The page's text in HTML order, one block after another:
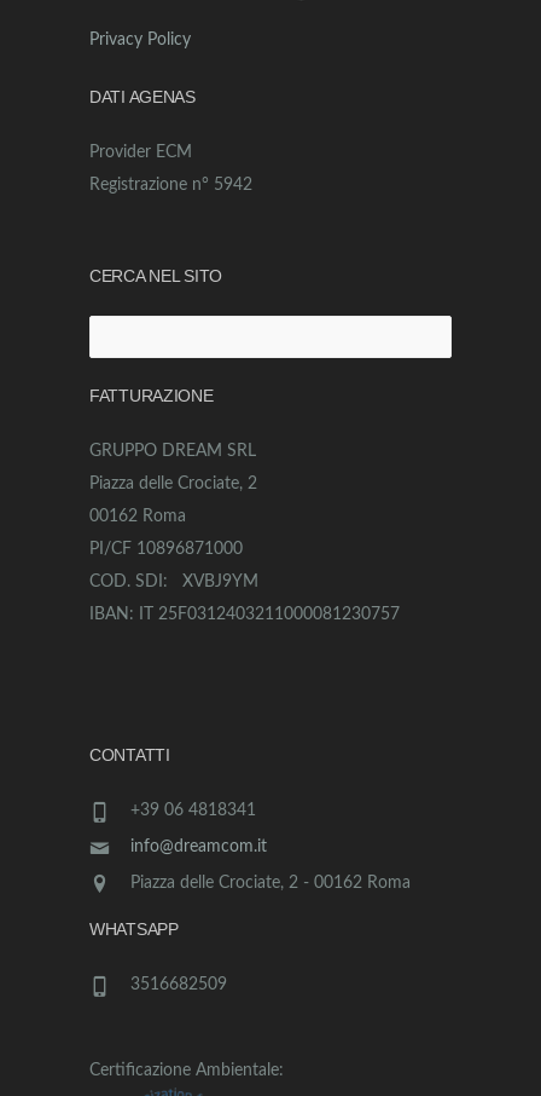
Privacy Policy
DATI AGENAS
Provider ECM
Registrazione n° 5942
CERCA NEL SITO
per:
FATTURAZIONE
GRUPPO DREAM SRL
Piazza delle Crociate, 2
00162 Roma
PI/CF 10896871000
COD. SDI: XVBJ9YM
IBAN: IT 25F0312403211000081230757
CONTATTI
+39 06 4818341
info@dreamcom.it
Piazza delle Crociate, 2 - 00162 Roma
WHATSAPP
3516682509
Certificazione Ambientale: